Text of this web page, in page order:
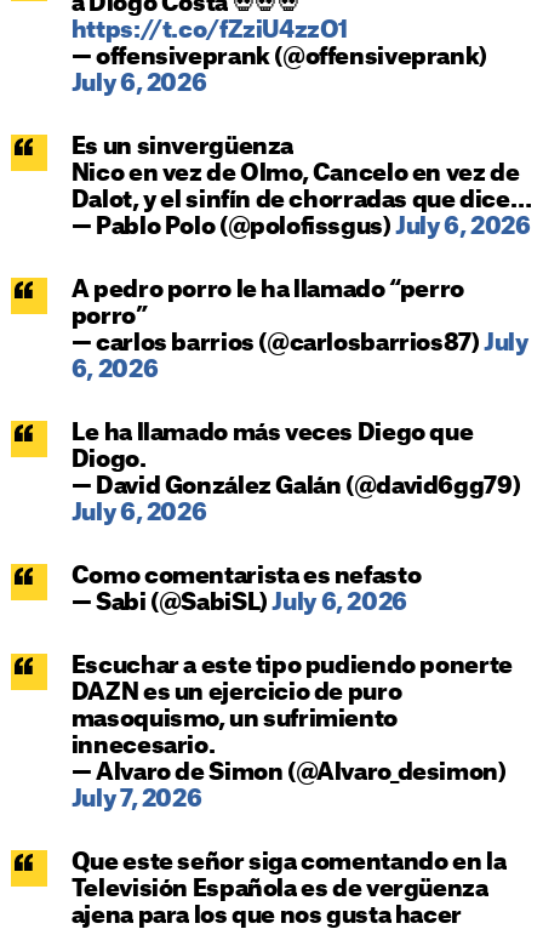
https://t.co/fZziU4zzO1
— offensiveprank (@offensiveprank)
July 6, 2026
Es un sinvergüenza
Nico en vez de Olmo, Cancelo en vez de
Dalot, y el sinfín de chorradas que dice…
— Pablo Polo (@polofissgus)July 6, 2026
A pedro porro le ha llamado “perro
porro”
— carlos barrios (@carlosbarrios87)July
6, 2026
Le ha llamado más veces Diego que
Diogo.
— David González Galán (@david6gg79)
July 6, 2026
Como comentarista es nefasto
— Sabi (@SabiSL)July 6, 2026
Escuchar a este tipo pudiendo ponerte
DAZN es un ejercicio de puro
masoquismo, un sufrimiento
innecesario.
— Alvaro de Simon (@Alvaro_desimon)
July 7, 2026
Que este señor siga comentando en la
Televisión Española es de vergüenza
ajena para los que nos gusta hacer